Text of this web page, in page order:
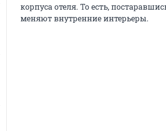
корпуса отеля. То есть,
меняют внутренние интерьеры.